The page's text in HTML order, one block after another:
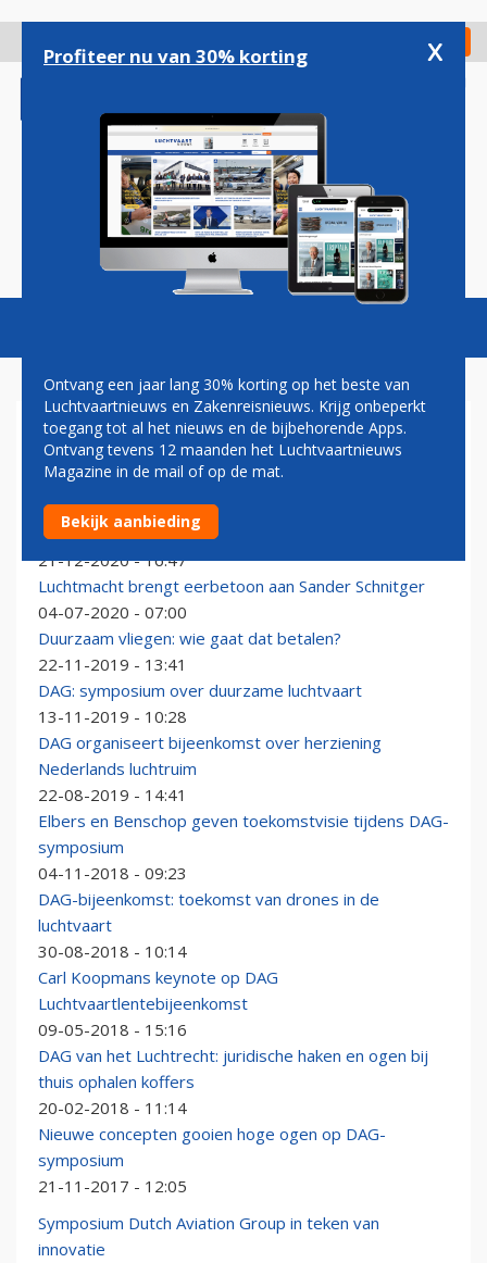
gaan
Check in
Magazine Podcasts Vacatures
DUTCH AVIATION GROUP
Dutch Aviation Group stopt: mogelijk verder als
virtueel platform
21-12-2020 - 16:47
Luchtmacht brengt eerbetoon aan Sander Schnitger
04-07-2020 - 07:00
Duurzaam vliegen: wie gaat dat betalen?
22-11-2019 - 13:41
DAG: symposium over duurzame luchtvaart
13-11-2019 - 10:28
DAG organiseert bijeenkomst over herziening
Nederlands luchtruim
22-08-2019 - 14:41
Elbers en Benschop geven toekomstvisie tijdens DAG-
symposium
04-11-2018 - 09:23
DAG-bijeenkomst: toekomst van drones in de
luchtvaart
30-08-2018 - 10:14
Carl Koopmans keynote op DAG
Luchtvaartlentebijeenkomst
09-05-2018 - 15:16
DAG van het Luchtrecht: juridische haken en ogen bij
thuis ophalen koffers
20-02-2018 - 11:14
Nieuwe concepten gooien hoge ogen op DAG-
symposium
21-11-2017 - 12:05
Symposium Dutch Aviation Group in teken van
innovatie
Profiteer nu van 30% korting x
Ontvang een jaar lang 30% korting op het beste van
Luchtvaartnieuws en Zakenreisnieuws. Krijg onbeperkt
toegang tot al het nieuws en de bijbehorende Apps.
Ontvang tevens 12 maanden het Luchtvaartnieuws
Magazine in de mail of op de mat.
Bekijk aanbieding